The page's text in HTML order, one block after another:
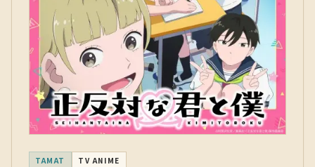
TAMAT TV ANIME